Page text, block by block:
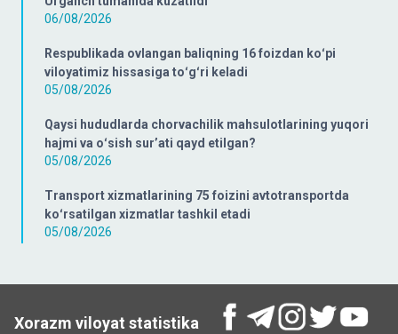
06/08/2026
Respublikada ovlangan baliqning 16 foizdan koʻpi
viloyatimiz hissasiga toʻgʻri keladi
05/08/2026
Qaysi hududlarda chorvachilik mahsulotlarining yuqori
hajmi va oʻsish surʼati qayd etilgan?
05/08/2026
Transport xizmatlarining 75 foizini avtotransportda
koʻrsatilgan xizmatlar tashkil etadi
05/08/2026
Xorazm viloyat statistika